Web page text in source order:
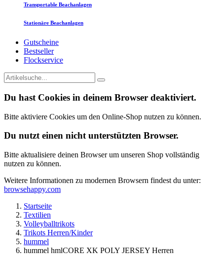
Transportable Beachanlagen
Stationäre Beachanlagen
Gutscheine
Bestseller
Flockservice
Du hast Cookies in deinem Browser deaktiviert.
Bitte aktiviere Cookies um den Online-Shop nutzen zu können.
Du nutzt einen nicht unterstützten Browser.
Bitte aktualisiere deinen Browser um unseren Shop vollständig
nutzen zu können.
Weitere Informationen zu modernen Browsern findest du unter:
browsehappy.com
Startseite
Textilien
Volleyballtrikots
Trikots Herren/Kinder
hummel
hummel hmlCORE XK POLY JERSEY Herren